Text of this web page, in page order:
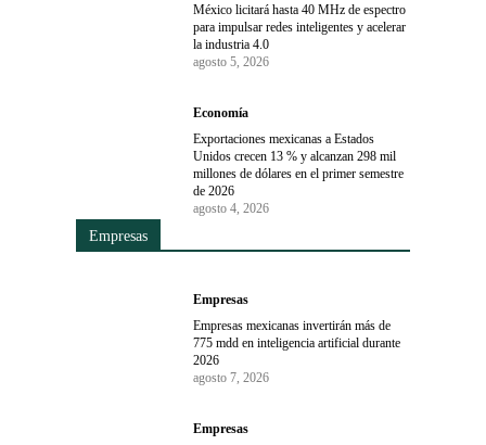
México licitará hasta 40 MHz de espectro
para impulsar redes inteligentes y acelerar
la industria 4.0
agosto 5, 2026
Economía
Exportaciones mexicanas a Estados
Unidos crecen 13 % y alcanzan 298 mil
millones de dólares en el primer semestre
de 2026
agosto 4, 2026
Empresas
Empresas
Empresas mexicanas invertirán más de
775 mdd en inteligencia artificial durante
2026
agosto 7, 2026
Empresas